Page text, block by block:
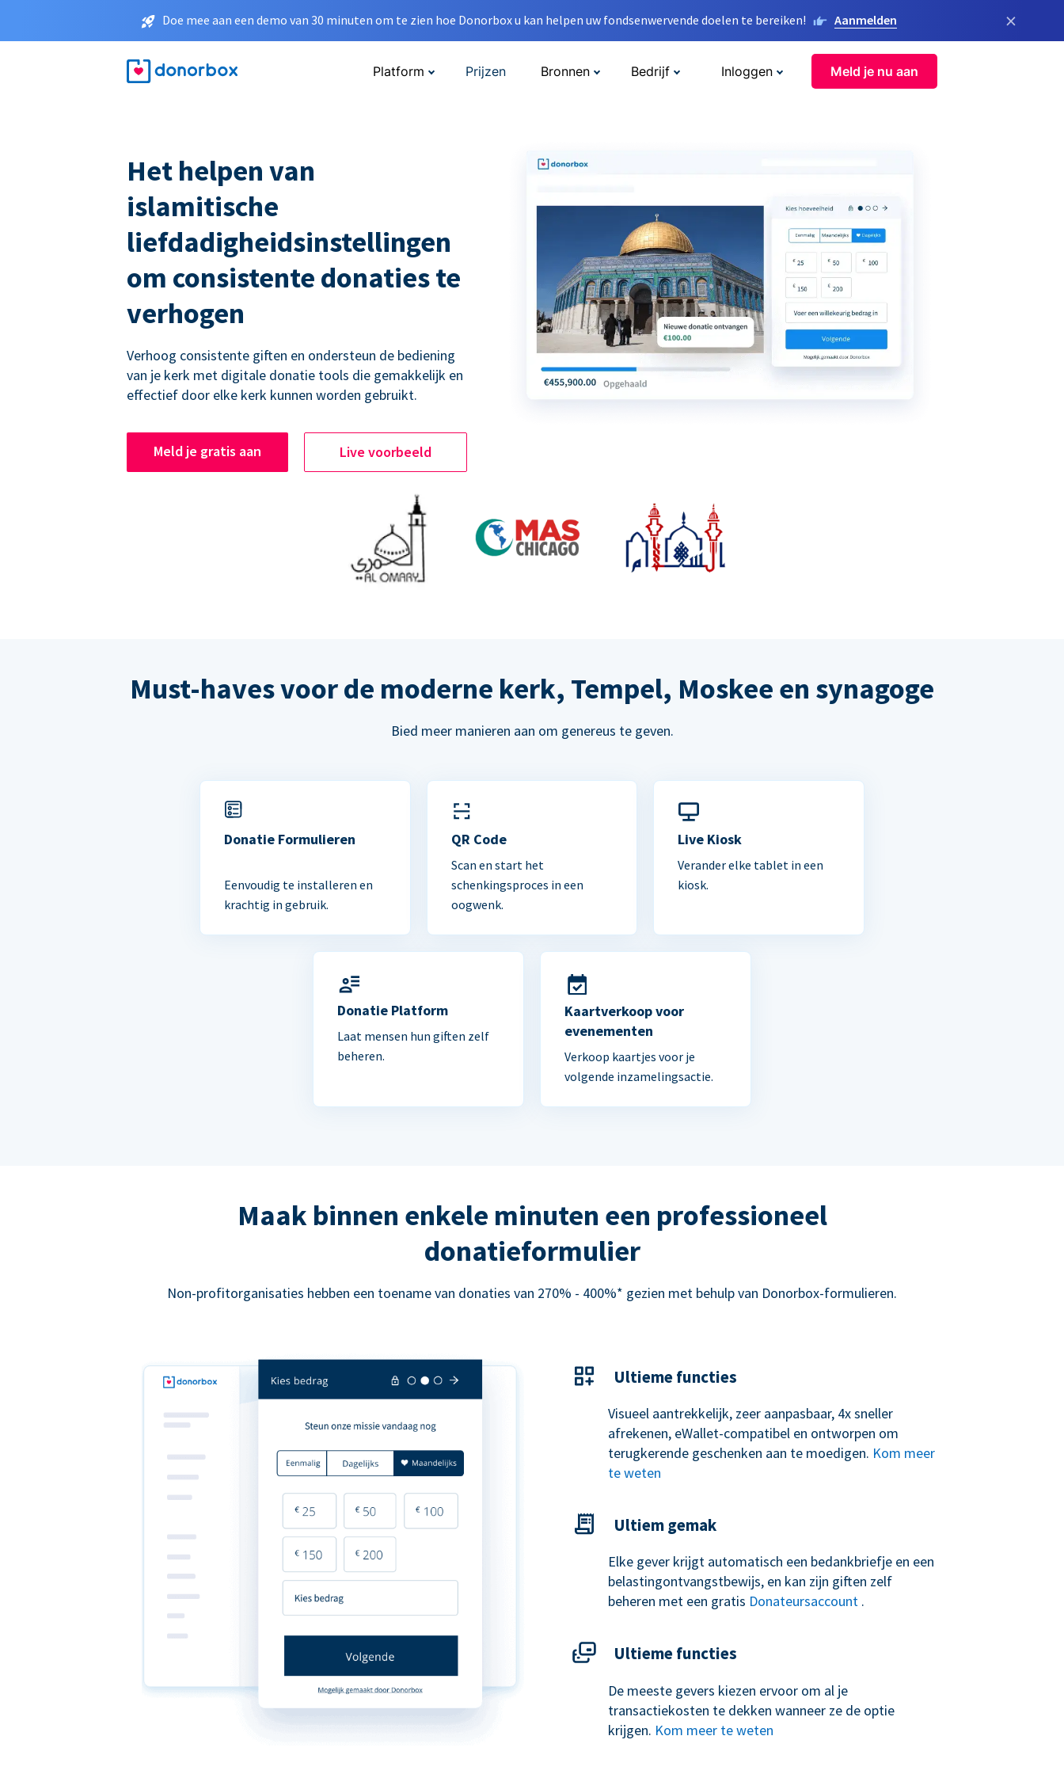
Doe mee aan een demo van 30 minuten om te zien hoe Donorbox u kan helpen uw fondsenwervende doelen te bereiken! Aanmelden ×
Platform Prijzen Bronnen Bedrijf Inloggen Meld je nu aan
Het helpen van
islamitische
liefdadigheidsinstellingen
om consistente donaties te
verhogen
Verhoog consistente giften en ondersteun de bediening
van je kerk met digitale donatie tools die gemakkelijk en
effectief door elke kerk kunnen worden gebruikt.
Meld je gratis aan Live voorbeeld
Must-haves voor de moderne kerk, Tempel, Moskee en synagoge
Bied meer manieren aan om genereus te geven.
Donatie Formulieren
Eenvoudig te installeren en
krachtig in gebruik.
QR Code
Scan en start het
schenkingsproces in een
oogwenk.
Live Kiosk
Verander elke tablet in een
kiosk.
Donatie Platform
Laat mensen hun giften zelf
beheren.
Kaartverkoop voor
evenementen
Verkoop kaartjes voor je
volgende inzamelingsactie.
Maak binnen enkele minuten een professioneel
donatieformulier
Non-profitorganisaties hebben een toename van donaties van 270% - 400%* gezien met behulp van Donorbox-formulieren.
Ultieme functies
Visueel aantrekkelijk, zeer aanpasbaar, 4x sneller
afrekenen, eWallet-compatibel en ontworpen om
terugkerende geschenken aan te moedigen. Kom meer
te weten
Ultiem gemak
Elke gever krijgt automatisch een bedankbriefje en een
belastingontvangstbewijs, en kan zijn giften zelf
beheren met een gratis Donateursaccount .
Ultieme functies
De meeste gevers kiezen ervoor om al je
transactiekosten te dekken wanneer ze de optie
krijgen. Kom meer te weten